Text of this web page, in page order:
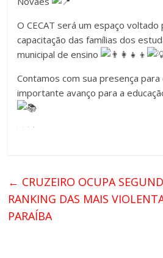
O CECAT será um espaço voltado
capacitação das famílias dos
municipal de ensino
Contamos com sua presença
importante avanço para a
← CRUZEIRO OCUPA
RANKING DAS MAIS
PARAÍBA